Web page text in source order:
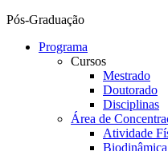
Pós-Graduação
Programa
Cursos
Mestrado
Doutorado
Disciplinas
Área de
Atividade